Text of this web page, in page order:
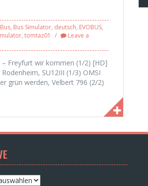
Bus, Bus Simulator, deutsch, EVOBUS,
, tomtaz01
Leave a
– Freyfurt wir kommen (1/2) [HD]
SU12III (1/3) OMSI
grün werden, Velbert 796 (2/2)